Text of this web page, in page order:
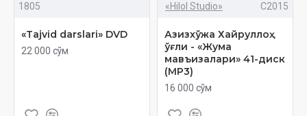
1805
«Tajvid darslari» DVD
22 000 сўм
«Hilol Studio» C2015
Азизхўжа Хайруллоҳ
ўғли - «Жума
мавъизалари» 41-диск
(МР3)
16 000 сўм